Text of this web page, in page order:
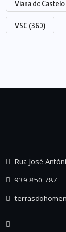
Viana do Castelo
VSC (360)
Rua José
939 850 787